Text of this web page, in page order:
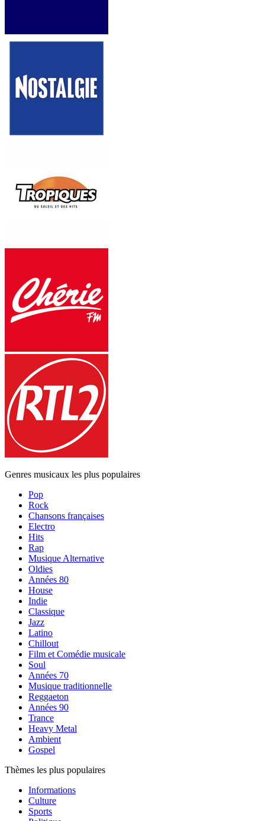
Genres musicaux les plus populaires
Pop
Rock
Chansons françaises
Electro
Hits
Rap
Musique Alternative
Oldies
Années 80
House
Indie
Classique
Jazz
Latino
Chillout
Film et Comédie musicale
Soul
Années 70
Musique traditionnelle
Reggaeton
Années 90
Trance
Heavy Metal
Ambient
Gospel
Thèmes les plus populaires
Informations
Culture
Sports